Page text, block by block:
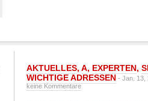
AKTUELLES, A, EXPERTEN,
WICHTIGE ADRESSEN - Jan. 13,
keine Kommentare